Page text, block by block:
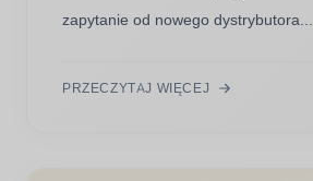
zapytanie od nowego dystrybutora...
PRZECZYTAJ WIĘCEJ